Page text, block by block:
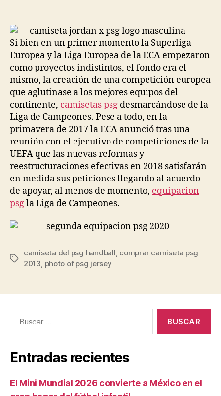
entrada
entrada
Si bien en un primer momento la Superliga
Europea y la Liga Europea de la ECA empezaron
como proyectos indistintos, el fondo era el
mismo, la creación de una competición europea
que aglutinase a los mejores equipos del
continente, camisetas psg desmarcándose de la
Liga de Campeones. Pese a todo, en la
primavera de 2017 la ECA anunció tras una
reunión con el ejecutivo de competiciones de la
UEFA que las nuevas reformas y
reestructuraciones efectivas en 2018 satisfarán
en medida sus peticiones llegando al acuerdo
de apoyar, al menos de momento, equipacion
psgla Liga de Campeones.
Etiquetas
camiseta del psg handball, comprar camiseta psg
2013, photo of psg jersey
Entradas recientes
El Mini Mundial 2026 convierte a México en el